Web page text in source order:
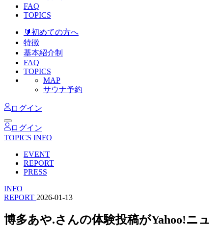
FAQ
TOPICS
🔰初めての方へ
特徴
基本紹介制
FAQ
TOPICS
MAP
サウナ予約
ログイン
ログイン
TOPICS INFO
EVENT
REPORT
PRESS
INFO
REPORT 2026-01-13
博多あや.さんの体験投稿がYahoo!ニュ